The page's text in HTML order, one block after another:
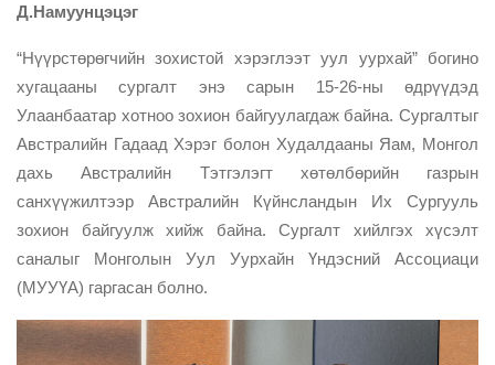
Д.Намуунцэцэг
“Нүүрстөрөгчийн зохистой хэрэглээт уул уурхай” богино
хугацааны сургалт энэ сарын 15-26-ны өдрүүдэд
Улаанбаатар хотноо зохион байгуулагдаж байна. Сургалтыг
Австралийн Гадаад Хэрэг болон Худалдааны Яам, Монгол
дахь Австралийн Тэтгэлэгт хөтөлбөрийн газрын
санхүүжилтээр Австралийн Күйнсландын Их Сургууль
зохион байгуулж хийж байна. Сургалт хийлгэх хүсэлт
саналыг Монголын Уул Уурхайн Үндэсний Ассоциаци
(МУУҮА) гаргасан болно.